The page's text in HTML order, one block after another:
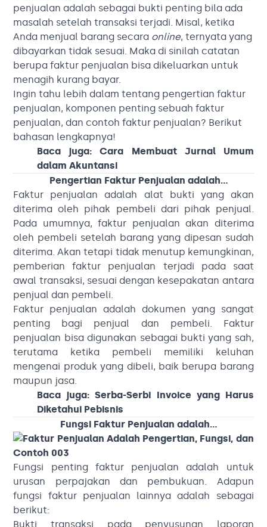
penjualan adalah sebagai bukti penting bila ada
masalah setelah transaksi terjadi. Misal, ketika
Anda menjual barang secara online, ternyata yang
dibayarkan tidak sesuai. Maka di sinilah catatan
berupa faktur penjualan bisa dikeluarkan untuk
menagih kurang bayar.
Ingin tahu lebih dalam tentang pengertian faktur
penjualan, komponen penting sebuah faktur
penjualan, dan contoh faktur penjualan? Berikut
bahasan lengkapnya!
Baca juga:Cara Membuat Jurnal Umum
dalam Akuntansi
Pengertian Faktur Penjualan adalah…
Faktur penjualan adalah alat bukti yang akan
diterima oleh pihak pembeli dari pihak penjual.
Pada umumnya, faktur penjualan akan diterima
oleh pembeli setelah barang yang dipesan sudah
diterima. Akan tetapi tidak menutup kemungkinan,
pemberian faktur penjualan terjadi pada saat
awal transaksi, sesuai dengan kesepakatan antara
penjual dan pembeli.
Faktur penjualan adalah dokumen yang sangat
penting bagi penjual dan pembeli. Faktur
penjualan bisa digunakan sebagai bukti yang sah,
terutama ketika pembeli memiliki keluhan
mengenai produk yang dibeli, baik berupa barang
maupun jasa.
Baca juga:Serba-Serbi Invoice yang Harus
Diketahui Pebisnis
Fungsi Faktur Penjualan adalah…
Fungsi penting faktur penjualan adalah untuk
urusan perpajakan dan pembukuan. Adapun
fungsi faktur penjualan lainnya adalah sebagai
berikut:
Bukti transaksi pada penyusunan laporan